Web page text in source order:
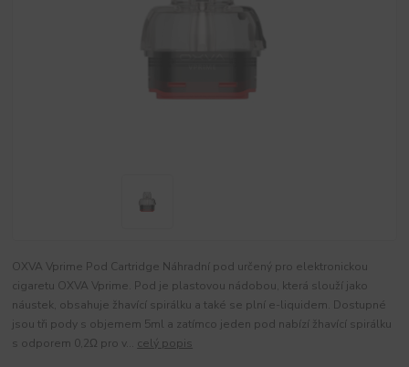
OXVA Vprime Pod Cartridge Náhradní pod určený pro elektronickou
cigaretu OXVA Vprime. Pod je plastovou nádobou, která slouží jako
náustek, obsahuje žhavící spirálku a také se plní e-liquidem. Dostupné
jsou tři pody s objemem 5ml a zatímco jeden pod nabízí žhavící spirálku
s odporem 0,2Ω pro v... celý popis